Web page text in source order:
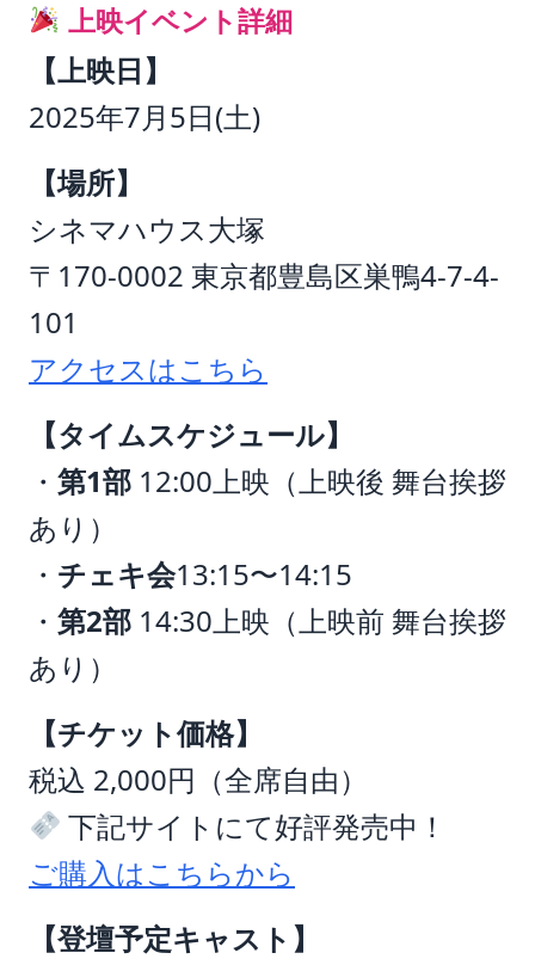
上映イベント詳細
【上映日】
2025年7月5日(土)
【場所】
シネマハウス大塚
〒170-0002 東京都豊島区巣鴨4-7-4-
101
アクセスはこちら
【タイムスケジュール】
・ 第1部 12:00上映（上映後 舞台挨拶
あり）
・ チェキ会13:15〜14:15
・ 第2部 14:30上映（上映前 舞台挨拶
あり）
【チケット価格】
税込 2,000円（全席自由）
下記サイトにて好評発売中！
ご購入はこちらから
【登壇予定キャスト】